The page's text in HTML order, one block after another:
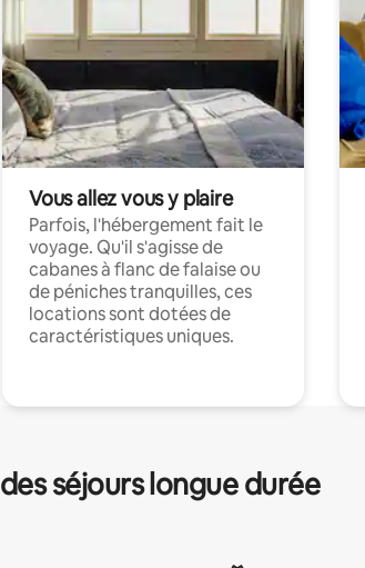
Vous allez vous y plaire
Parfois, l'hébergement fait le
voyage. Qu'il s'agisse de
cabanes à flanc de falaise ou
de péniches tranquilles, ces
locations sont dotées de
caractéristiques uniques.
séjours longue durée